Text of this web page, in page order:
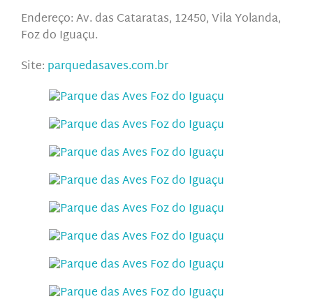
Endereço: Av. das Cataratas, 12450, Vila Yolanda,
Foz do Iguaçu.
Site: parquedasaves.com.br